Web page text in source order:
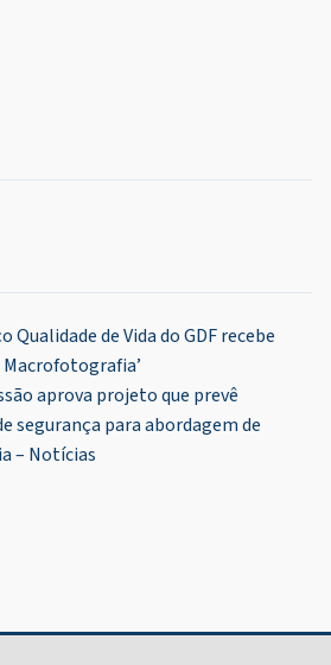
Qualidade de Vida do GDF recebe
aprova projeto que prevê
segurança para abordagem de
– Notícias